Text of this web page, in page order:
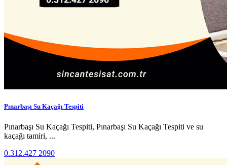
Pınarbaşı Su Kaçağı Tespiti
Pınarbaşı Su Kaçağı Tespiti, Pınarbaşı Su Kaçağı Tespiti ve su
kaçağı tamiri, ...
0.312.427 2090